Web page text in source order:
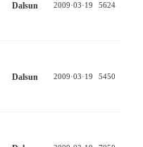
Dalsun 2009·03·19 5624
Dalsun 2009·03·19 5450